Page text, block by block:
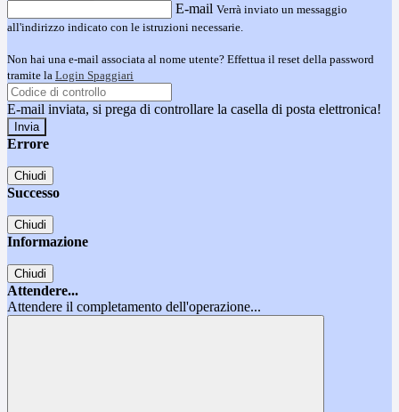
E-mail Verrà inviato un messaggio
all'indirizzo indicato con le istruzioni necessarie.
Non hai una e-mail associata al nome utente? Effettua il reset della password
tramite la Login Spaggiari
E-mail inviata, si prega di controllare la casella di posta elettronica!
Errore
Chiudi
Successo
Chiudi
Informazione
Chiudi
Attendere...
Attendere il completamento dell'operazione...